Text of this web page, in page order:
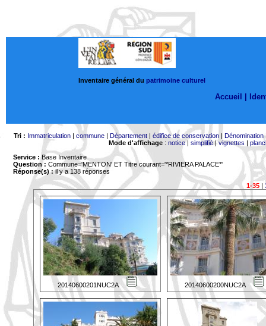
Inventaire général du patrimoine culturel
Accueil |
Tri : Immatriculation| commune| Département| édifice de conservation| Dénomination
Mode d'affichage: notice| simplifié|vignettes |
Service : Base Inventaire
Question : Commune='MENTON' ET Titre courant='*RIVIERA PALACE*'
Réponse(s) :il y a 138 réponses
1-35|
20140600201NUC2A 20140600200NUC2A